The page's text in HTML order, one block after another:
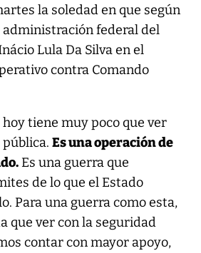
la soledad en que según
administración federal del
Lula Da Silva en el
contra Comando
hoy tiene muy poco que ver
Es una operación de
Es una guerra que
de lo que el Estado
Para una guerra como esta,
que ver con la seguridad
contar con mayor apoyo,